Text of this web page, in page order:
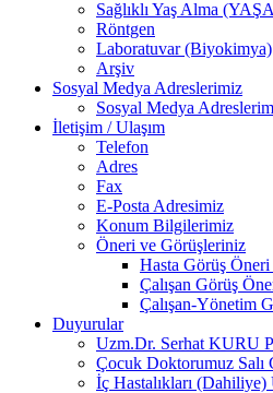
Sağlıklı Yaş Alma
Röntgen
Laboratuvar (Biyokimya)
Arşiv
Sosyal Medya Adreslerimiz
Sosyal Medya
İletişim / Ulaşım
Telefon
Adres
Fax
E-Posta Adresimiz
Konum Bilgilerimiz
Öneri ve Görüşleriniz
Hasta Görüş
Çalışan Görüş
Çalışan-Yönetim
Duyurular
Uzm.Dr. Serhat KURU
Çocuk Doktorumuz Salı
İç Hastalıkları (Dahiliye)